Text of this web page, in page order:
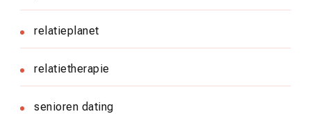
relatieplanet
relatietherapie
senioren dating